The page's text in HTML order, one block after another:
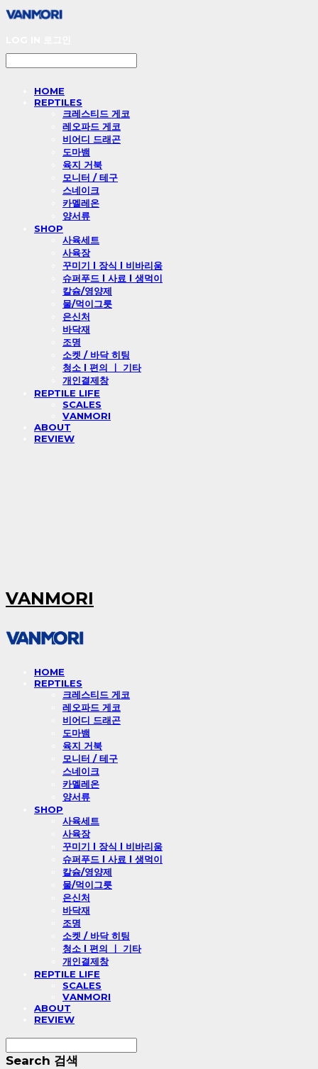
HOME
REPTILES
크레스티드 게코
레오파드 게코
비어디 드래곤
도마뱀
육지 거북
모니터 / 테구
스네이크
카멜레온
양서류
SHOP
사육세트
사육장
꾸미기 l 장식 l 비바리움
슈퍼푸드 l 사료 l 생먹이
칼슘/영양제
물/먹이그릇
은신처
바닥재
조명
소켓 / 바닥 히팅
청소 l 편의 ㅣ 기타
개인결제창
REPTILE LIFE
SCALES
VANMORI
ABOUT
REVIEW
VANMORI
HOME
REPTILES
크레스티드 게코
레오파드 게코
비어디 드래곤
도마뱀
육지 거북
모니터 / 테구
스네이크
카멜레온
양서류
SHOP
사육세트
사육장
꾸미기 l 장식 l 비바리움
슈퍼푸드 l 사료 l 생먹이
칼슘/영양제
물/먹이그릇
은신처
바닥재
조명
소켓 / 바닥 히팅
청소 l 편의 ㅣ 기타
개인결제창
REPTILE LIFE
SCALES
VANMORI
ABOUT
REVIEW
Search 검색